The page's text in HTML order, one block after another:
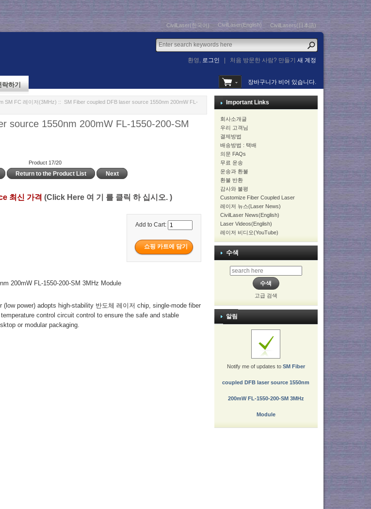
CivilLaser(한국어) CivilLaser(English) CivilLasers(日本語)
환영, 로그인 처음 방문한 사람? 만들기새 계정
락하기 장바구니가 비어 있습니다.
SM FC 레이저(3MHz) :: SM Fiber coupled DFB laser source 1550nm 200mW FL-
source 1550nm 200mW FL-1550-200-SM
Product 17/20
Return to the Product List Next
최신 가격 (Click Here 여 기 를 클릭 하 십시오. )
Add to Cart:
200mW FL-1550-200-SM 3MHz Module
(low power) adopts high-stability 반도체 레이저 chip, single-mode fiber
control circuit control to ensure the safe and stable
or modular packaging.
Important Links
회사소개글
우리 고객님
결제방법
배송방법 : 택배
의문 FAQs
무료 운송
운송과 환불
환불 반환
감사와 불평
Customize Fiber Coupled Laser
레이저 뉴스(Laser News)
CivilLaser News(English)
Laser Videos(English)
레이저 비디오(YouTube)
수색
고급 검색
알림
Notify me of updates to SM Fiber
coupled DFB laser source 1550nm
200mW FL-1550-200-SM 3MHz
Module